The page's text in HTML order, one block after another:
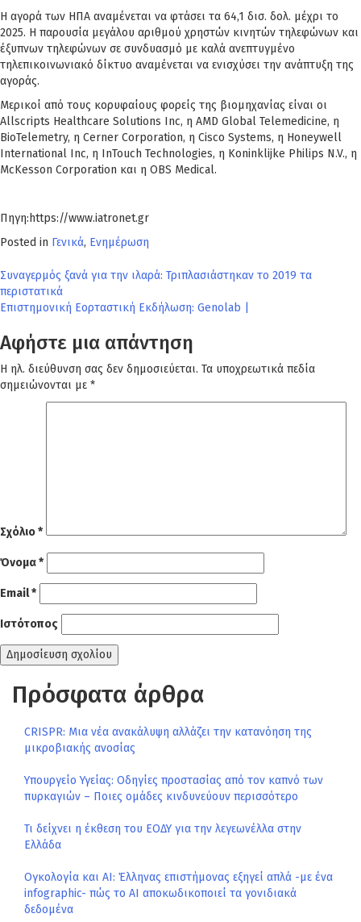
Η αγορά των ΗΠΑ αναμένεται να φτάσει τα 64,1 δισ. δολ. μέχρι το
2025. Η παρουσία μεγάλου αριθμού χρηστών κινητών τηλεφώνων και
έξυπνων τηλεφώνων σε συνδυασμό με καλά ανεπτυγμένο
τηλεπικοινωνιακό δίκτυο αναμένεται να ενισχύσει την ανάπτυξη της
αγοράς.
Μερικοί από τους κορυφαίους φορείς της βιομηχανίας είναι οι
Allscripts Healthcare Solutions Inc, η AMD Global Telemedicine, η
BioTelemetry, η Cerner Corporation, η Cisco Systems, η Honeywell
International Inc, η InTouch Technologies, η Koninklijke Philips N.V., η
McKesson Corporation και η OBS Medical.
Πηγη:https://www.iatronet.gr
Posted in Γενικά, Ενημέρωση
Πλοήγηση
άρθρων
Συναγερμός ξανά για την ιλαρά: Τριπλασιάστηκαν το 2019 τα
περιστατικά
Επιστημονική Εορταστική Εκδήλωση: Genolab |
Αφήστε μια απάντηση
Η ηλ. διεύθυνση σας δεν δημοσιεύεται. Τα υποχρεωτικά πεδία
σημειώνονται με *
Σχόλιο*
Όνομα*
Email*
Ιστότοπος
Πρόσφατα άρθρα
CRISPR: Μια νέα ανακάλυψη αλλάζει την κατανόηση της
μικροβιακής ανοσίας
Υπουργείο Υγείας: Οδηγίες προστασίας από τον καπνό των
πυρκαγιών – Ποιες ομάδες κινδυνεύουν περισσότερο
Τι δείχνει η έκθεση του ΕΟΔΥ για την λεγεωνέλλα στην
Ελλάδα
Ογκολογία και AI: Έλληνας επιστήμονας εξηγεί απλά -με ένα
infographic- πώς το AI αποκωδικοποιεί τα γονιδιακά
δεδομένα